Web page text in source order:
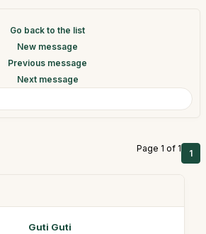
Go back to the list
New message
Previous message
Next message
Page 1 of 1 1
Guti Guti